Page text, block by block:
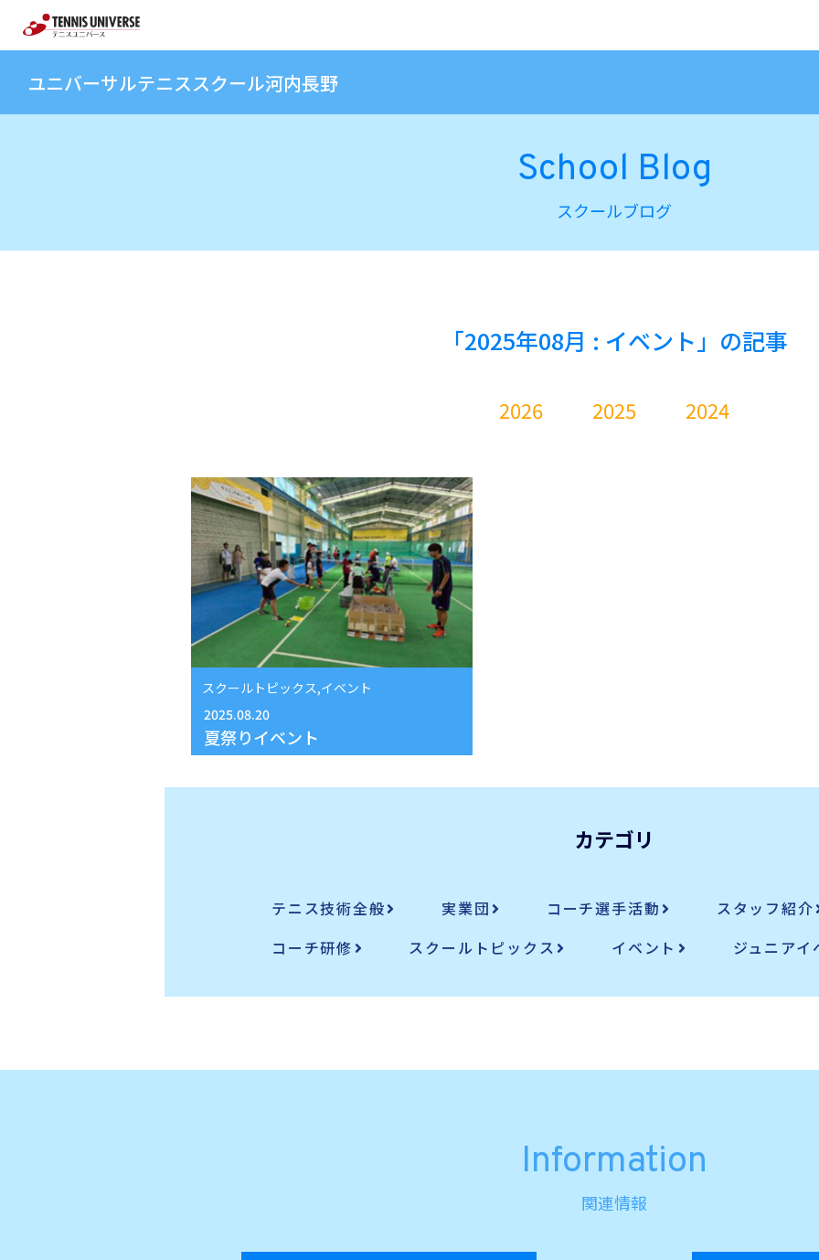
ユニバーサルテニススクール河内長野
School Blog
スクールブログ
「2025年08月 : イベント」の記事
2026 2025 2024
スクールトピックス,イベント
2025.08.20
夏祭りイベント
カテゴリ
テニス技術全般 実業団 コーチ選手活動
スタッフ紹介
コーチ研修
スクールトピックス イベント ジュニアイ
Information
関連情報